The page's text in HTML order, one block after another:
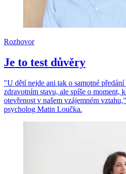
Rozhovor
Je to test důvěry
"U dětí nejde ani tak o samotné
zdravotním stavu, ale spíše o moment,
otevřenost v našem vzájemném
psycholog Matin Loučka.